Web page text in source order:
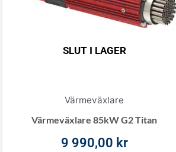
SLUT I LAGER
Värmeväxlare
Värmeväxlare 85kW G2 Titan
9 990,00 kr